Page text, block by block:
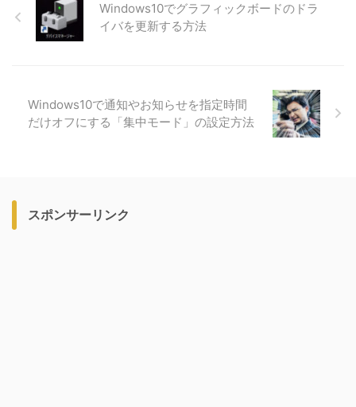
Windows10でグラフィックボードのドラ
イバを更新する方法
Windows10で通知やお知らせを指定時間
だけオフにする「集中モード」の設定方法
スポンサーリンク